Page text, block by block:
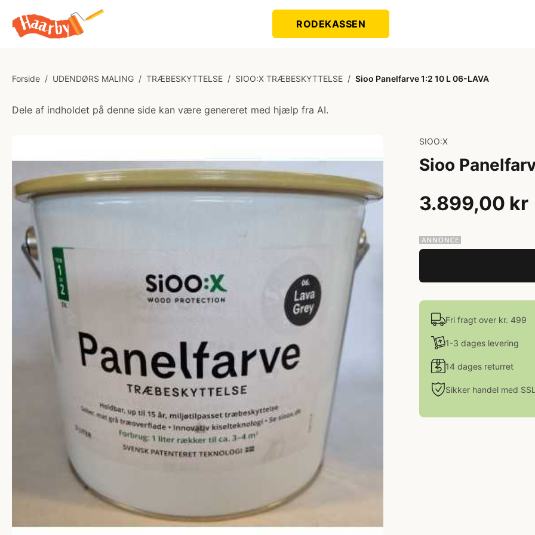
RODEKASSEN
Forside / UDENDØRS MALING / TRÆBESKYTTELSE / SIOO:X TRÆBESKYTTELSE / Sioo Panelfarve 1:2 10 L 06-LAVA
Dele af indholdet på denne side kan være genereret med hjælp fra AI.
SIOO:X
Sioo
3.899,00 kr
Fri fragt over kr. 499
1-3 dages levering
14 dages returret
Sikker handel med